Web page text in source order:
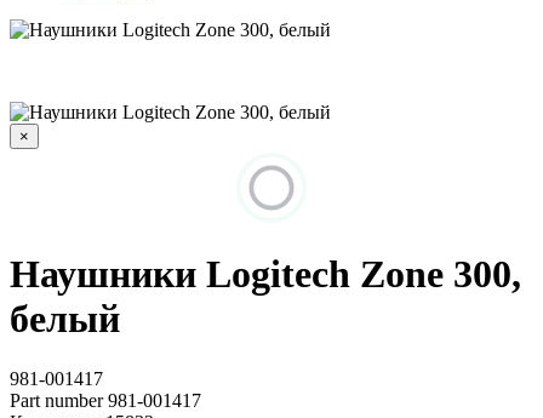
×
Наушники Logitech Zone 300,
белый
981-001417
Part number 981-001417